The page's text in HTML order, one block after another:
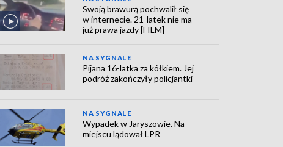
Swoją brawurą pochwalił się
w internecie. 21-latek nie ma
już prawa jazdy [FILM]
NA SYGNALE
Pijana 16-latka za kółkiem. Jej
podróż zakończyły policjantki
NA SYGNALE
Wypadek w Jaryszowie. Na
miejscu lądował LPR